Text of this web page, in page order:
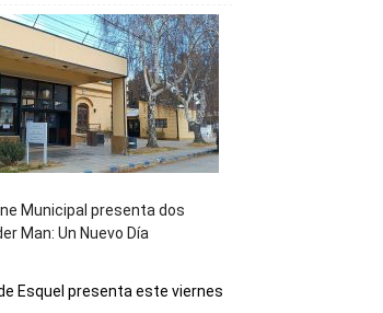
Municipal presenta dos
Man: Un Nuevo Día
Esquel presenta este viernes